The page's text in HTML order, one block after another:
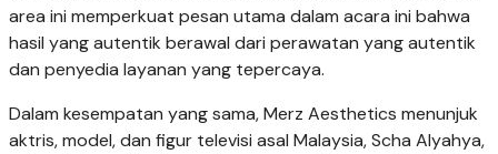
area ini memperkuat pesan utama dalam acara ini bahwa
hasil yang autentik berawal dari perawatan yang autentik
dan penyedia layanan yang tepercaya.
Dalam kesempatan yang sama, Merz Aesthetics menunjuk
aktris, model, dan figur televisi asal Malaysia, Scha Alyahya,